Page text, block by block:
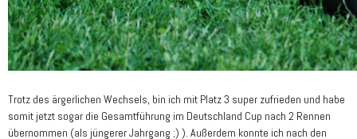
Trotz des ärgerlichen Wechsels, bin ich mit Platz 3 super zufrieden und habe
somit jetzt sogar die Gesamtführung im Deutschland Cup nach 2 Rennen
übernommen (als jüngerer Jahrgang ;) ). Außerdem konnte ich nach den